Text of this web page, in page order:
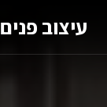
עיצוב פנים